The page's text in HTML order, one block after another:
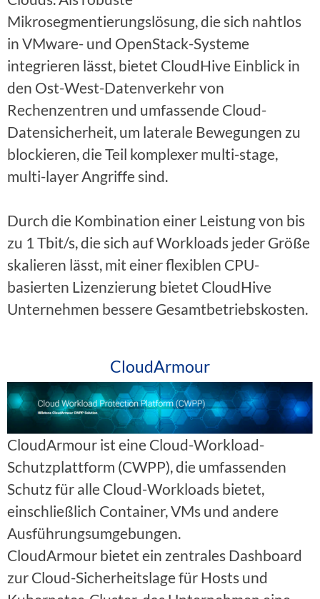
Mikrosegmentierungslösung, die sich nahtlos
in VMware- und OpenStack-Systeme
integrieren lässt, bietet CloudHive Einblick in
den Ost-West-Datenverkehr von
Rechenzentren und umfassende Cloud-
Datensicherheit, um laterale Bewegungen zu
blockieren, die Teil komplexer multi-stage,
multi-layer Angriffe sind.
Durch die Kombination einer Leistung von bis
zu 1 Tbit/s, die sich auf Workloads jeder Größe
skalieren lässt, mit einer flexiblen CPU-
basierten Lizenzierung bietet CloudHive
Unternehmen bessere Gesamtbetriebskosten.
CloudArmour
CloudArmour ist eine Cloud-Workload-
Schutzplattform (CWPP), die umfassenden
Schutz für alle Cloud-Workloads bietet,
einschließlich Container, VMs und andere
Ausführungsumgebungen.
CloudArmour bietet ein zentrales Dashboard
zur Cloud-Sicherheitslage für Hosts und